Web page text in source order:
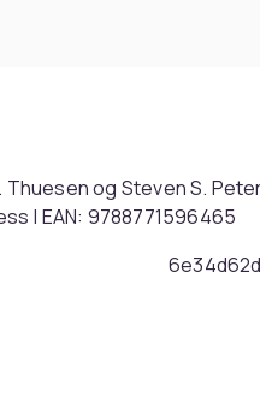
og Steven S.
| EAN: 9788771596465